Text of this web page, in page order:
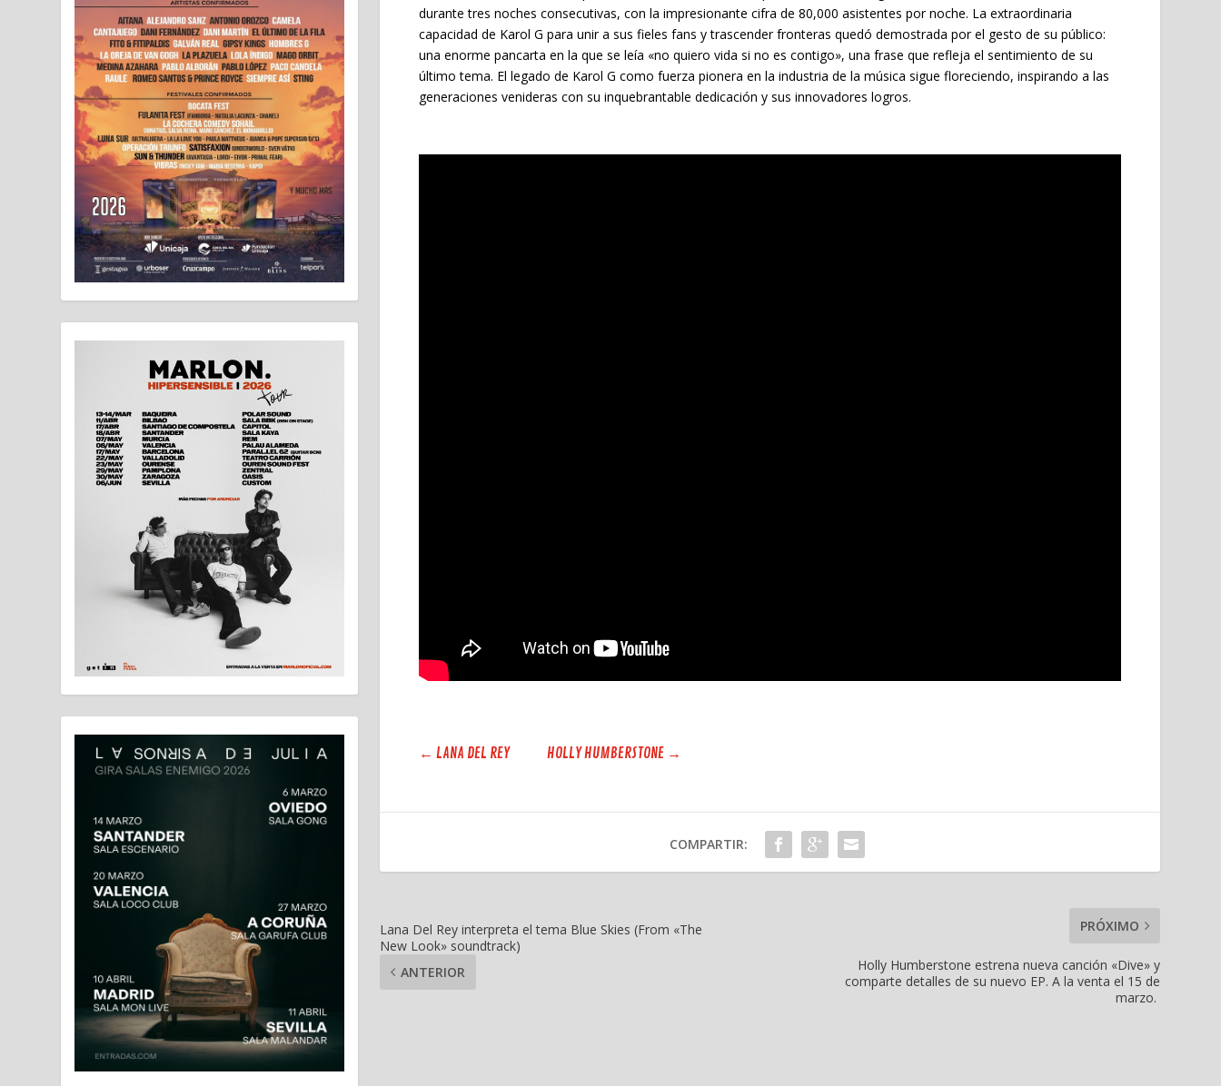
durante tres noches consecutivas, con la impresionante cifra de 80,000 asistentes por noche. La extraordinaria
capacidad de Karol G para unir a sus fieles fans y trascender fronteras quedó demostrada por el gesto de su público:
una enorme pancarta en la que se leía «no quiero vida si no es contigo», una frase que refleja el sentimiento de su
último tema. El legado de Karol G como fuerza pionera en la industria de la música sigue floreciendo, inspirando a las
generaciones venideras con su inquebrantable dedicación y sus innovadores logros.
← LANA DEL REY HOLLY HUMBERSTONE→
COMPARTIR:
Lana Del Rey interpreta el tema Blue Skies (From «The
New Look» soundtrack)
ANTERIOR
PRÓXIMO
Holly Humberstone estrena nueva canción «Dive» y
comparte detalles de su nuevo EP. A la venta el 15 de
marzo.